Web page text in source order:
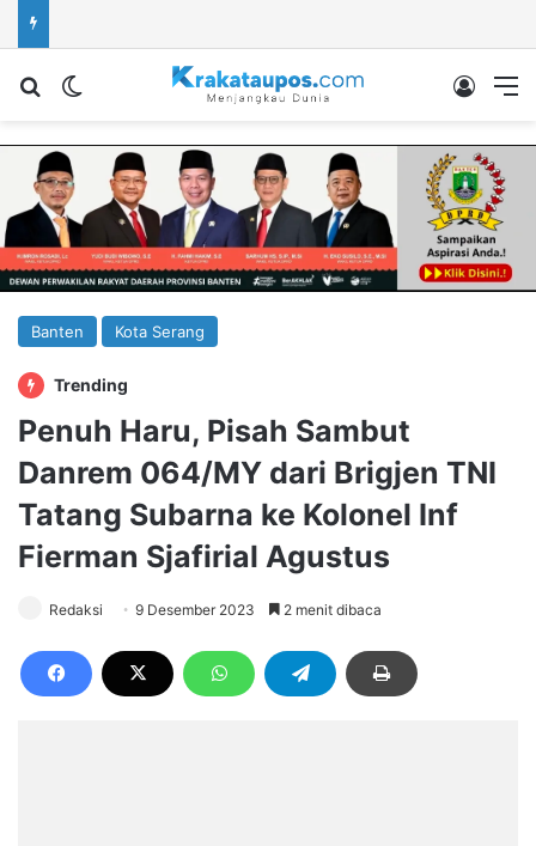
Cari berita...Switch skin Log In
Banten Kota Serang
Trending
Penuh Haru, Pisah Sambut
Danrem 064/MY dari Brigjen TNI
Tatang Subarna ke Kolonel Inf
Fierman Sjafirial Agustus
Redaksi 9 Desember 2023 2 menit dibaca